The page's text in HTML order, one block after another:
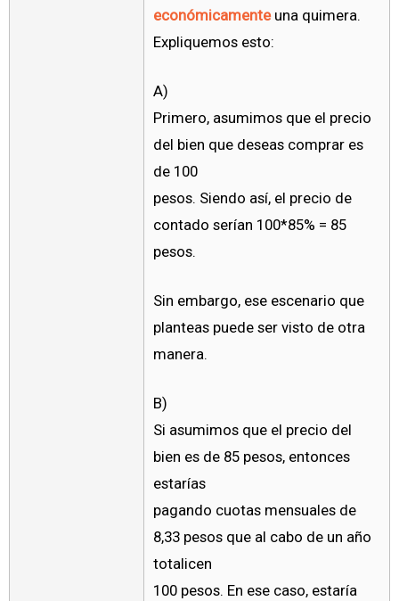
económicamenteuna quimera.
Expliquemos esto:
A)
Primero, asumimos que el precio
del bien que deseas comprar es
de 100
pesos. Siendo así, el precio de
contado serían 100*85% = 85
pesos.
Sin embargo, ese escenario que
planteas puede ser visto de otra
manera.
B)
Si asumimos que el precio del
bien es de 85 pesos, entonces
estarías
pagando cuotas mensuales de
8,33 pesos que al cabo de un año
totalicen
100 pesos. En ese caso, estaría